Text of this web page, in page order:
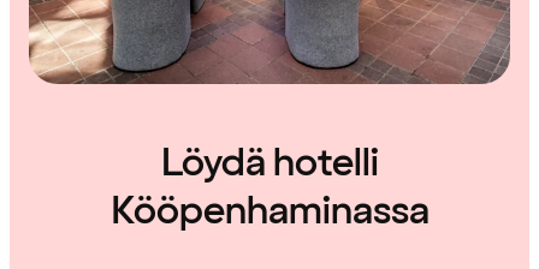
Löydä hotelli
Kööpenhaminassa